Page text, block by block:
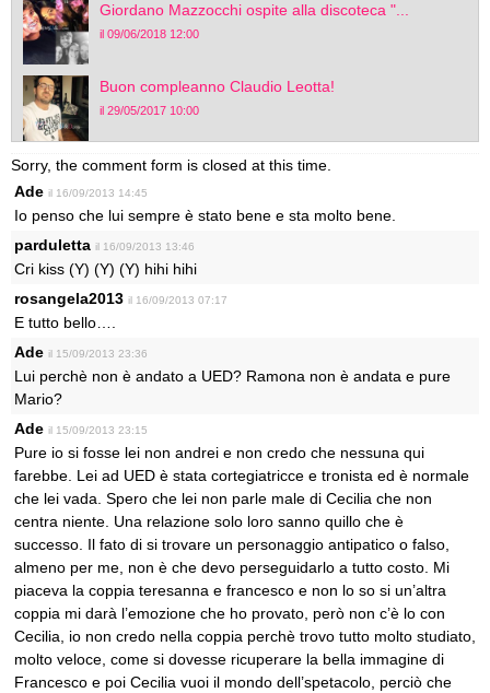
Giordano Mazzocchi ospite alla discoteca "...
il 09/06/2018 12:00
Buon compleanno Claudio Leotta!
il 29/05/2017 10:00
Sorry, the comment form is closed at this time.
Ade il 16/09/2013 14:45
Io penso che lui sempre è stato bene e sta molto bene.
parduletta il 16/09/2013 13:46
Cri kiss (Y) (Y) (Y) hihi hihi
rosangela2013 il 16/09/2013 07:17
E tutto bello….
Ade il 15/09/2013 23:36
Lui perchè non è andato a UED? Ramona non è andata e pure
Mario?
Ade il 15/09/2013 23:15
Pure io si fosse lei non andrei e non credo che nessuna qui
farebbe. Lei ad UED è stata cortegiatricce e tronista ed è normale
che lei vada. Spero che lei non parle male di Cecilia che non
centra niente. Una relazione solo loro sanno quillo che è
successo. Il fato di si trovare un personaggio antipatico o falso,
almeno per me, non è che devo perseguidarlo a tutto costo. Mi
piaceva la coppia teresanna e francesco e non lo so si un’altra
coppia mi darà l’emozione che ho provato, però non c’è lo con
Cecilia, io non credo nella coppia perchè trovo tutto molto studiato,
molto veloce, come si dovesse ricuperare la bella immagine di
Francesco e poi Cecilia vuoi il mondo dell’spetacolo, perciò che